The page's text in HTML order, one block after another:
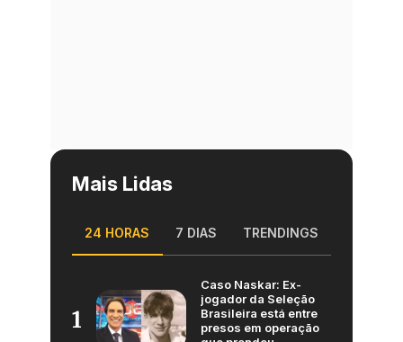
Mais Lidas
24 HORAS 7 DIAS TRENDINGS
1
Caso Naskar: Ex-
jogador da Seleção
Brasileira está entre
presos em operação